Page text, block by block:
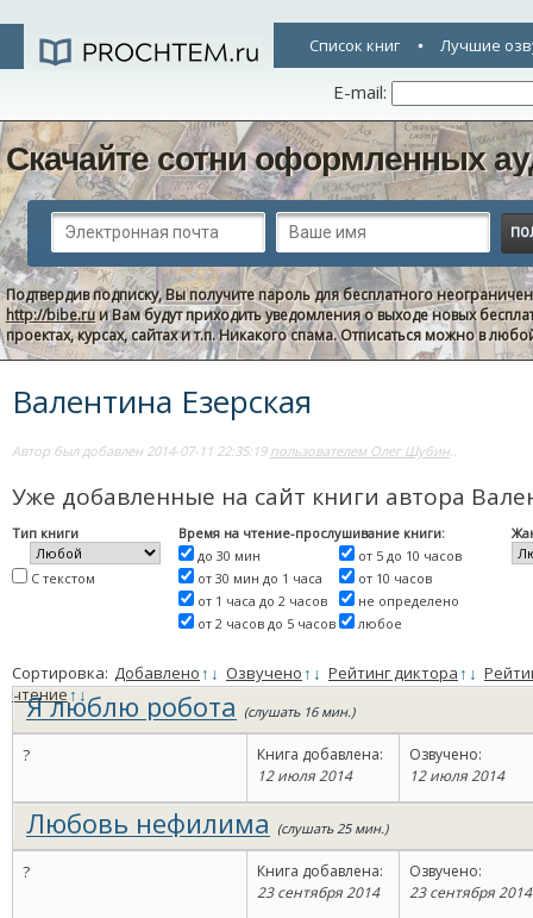
Список книг Лучшие
E-mail:
Скачайте сотни оформленных
Подтвердив подписку, Вы получите пароль для бесплатного
http://bibe.ruи Вам будут приходить уведомления о выходе новых
проектах, курсах, сайтах и т.п. Никакого спама. Отписаться можно в
Валентина Езерская
Автор был добавлен 2014-07-11 22:35:19 пользователем Олег Шубин..
Уже добавленные на сайт книги автора
Тип книги
С текстом
Время на чтение-прослушивание книги:
до 30 мин
от 30 мин до 1 часа
от 1 часа до 2 часов
от 2 часов до 5 часов
от 5 до 10 часов
от 10 часов
не определено
любое
Сортировка: Добавлено↑ ↓ Озвучено↑ ↓ Рейтинг диктора↑ ↓
чтение↑↓
Я люблю робота (слушать 16 мин.)
?
Книга добавлена:
12 июля 2014
Озвучено:
12 июля 2014
Любовь нефилима (слушать 25 мин.)
?
Книга добавлена:
23 сентября 2014
Озвучено:
23 сентября 2014